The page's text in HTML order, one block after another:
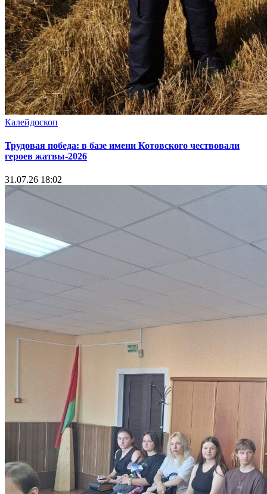
Калейдоскоп
Трудовая победа: в базе имени Котовского чествовали
героев жатвы-2026
31.07.26 18:02